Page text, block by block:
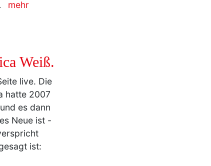
mehr
Weiß.
live. Die
hatte 2007
es dann
Neue ist -
ist: